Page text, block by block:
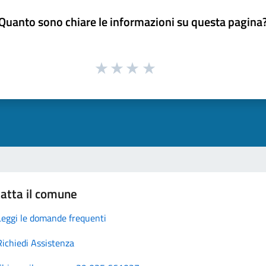
sono chiare le informazioni su questa
il comune
le domande frequenti
Assistenza